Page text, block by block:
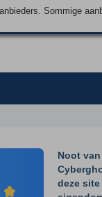
Sommige
Noot
deze